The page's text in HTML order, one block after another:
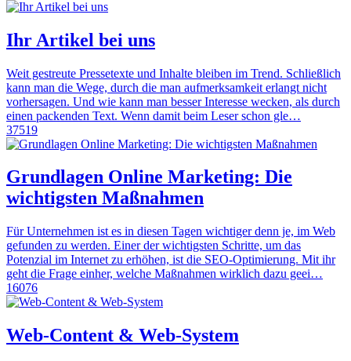
Ihr Artikel bei uns
Weit gestreute Pressetexte und Inhalte bleiben im Trend. Schließlich
kann man die Wege, durch die man aufmerksamkeit erlangt nicht
vorhersagen. Und wie kann man besser Interesse wecken, als durch
einen packenden Text. Wenn damit beim Leser schon gle…
37519
Grundlagen Online Marketing: Die
wichtigsten Maßnahmen
Für Unternehmen ist es in diesen Tagen wichtiger denn je, im Web
gefunden zu werden. Einer der wichtigsten Schritte, um das
Potenzial im Internet zu erhöhen, ist die SEO-Optimierung. Mit ihr
geht die Frage einher, welche Maßnahmen wirklich dazu geei…
16076
Web-Content & Web-System